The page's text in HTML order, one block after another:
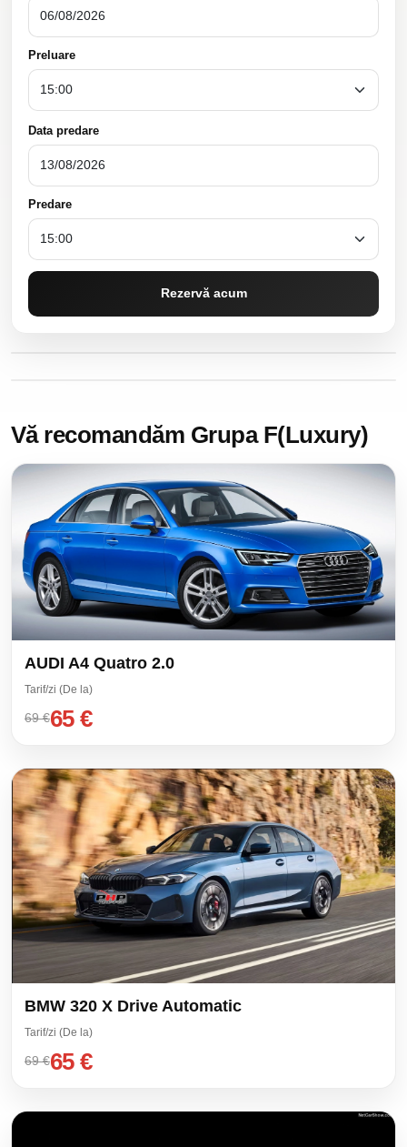
Preluare
Data predare
Predare
Rezervă acum
Vă recomandăm Grupa F(Luxury)
AUDI A4 Quatro 2.0
Tarif/zi (De la)
69 €65 €
BMW 320 X Drive Automatic
Tarif/zi (De la)
69 €65 €